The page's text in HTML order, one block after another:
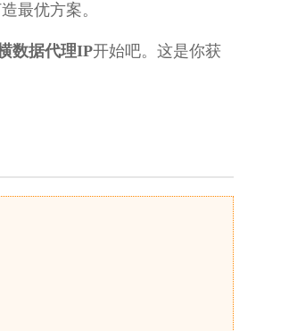
最优方案。
数据代理IP开始吧。这是你获